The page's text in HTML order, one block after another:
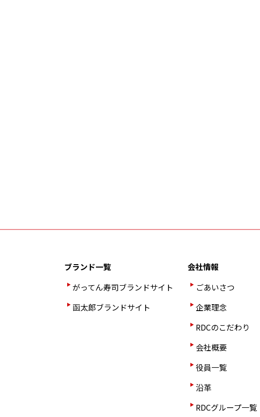
ブランド一覧
がってん寿司ブランドサイト
函太郎ブランドサイト
会社情報
ごあいさつ
企業理念
RDCのこだわり
会社概要
役員一覧
沿革
RDCグループ一覧